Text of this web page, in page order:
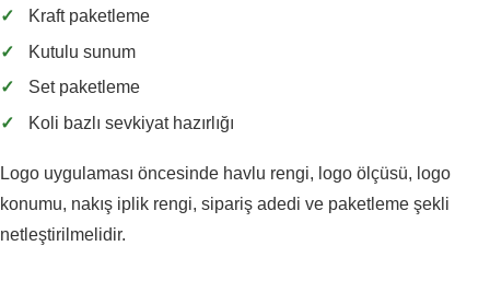
✓
Kraft paketleme
✓
Kutulu sunum
✓
Set paketleme
✓
Koli bazlı sevkiyat hazırlığı
Logo uygulaması öncesinde havlu rengi, logo ölçüsü, logo
konumu, nakış iplik rengi, sipariş adedi ve paketleme şekli
netleştirilmelidir.